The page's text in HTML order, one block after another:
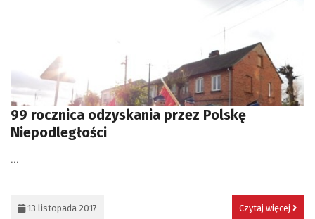
99 rocznica odzyskania przez Polskę
Niepodległości
...
13 listopada 2017 Czytaj więcej